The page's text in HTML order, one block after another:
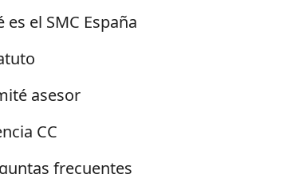
SMC España
es el SMC España
asesor
CC
frecuentes